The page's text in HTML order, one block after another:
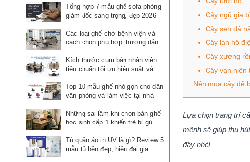
Cây ngũ gia bì
Cây sen đá
Cây lan hồ
Cây xương
Cây vạn niên
Nên mua cây để
Lựa chọn trang trí
mệnh sẽ giúp thu
đây nhé!
Tổng hợp 7 mẫu ghế sofa phòng
giám đốc sang trọng, đẹp 2026
Các loại ghế chờ bệnh viện và
cách chọn phù hợp: hướng dẫn
Kích thước cụm bàn nhân viên
tiêu chuẩn tối ưu hiệu suất và
Top 10 mẫu ghế nhỏ gọn cho dân
văn phòng và làm việc tại nhà
Những sai lầm khi chọn bàn ghế
học sinh cấp 1 khiến trẻ bị gù
Tủ quần áo in UV là gì? Review 5
mẫu tủ bền đẹp, hiện đại gia